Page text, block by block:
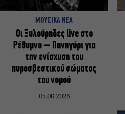
ΜΟΥΣΙΚΑ ΝΕΑ
Οι Ξυλούρηδες live στο
Ρέθυμνο – Πανηγύρι για
την ενίσχυση του
πυροσβεστικού σώματος
του νομού
05.08.2026